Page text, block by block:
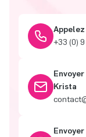
+33 (0)
Krista